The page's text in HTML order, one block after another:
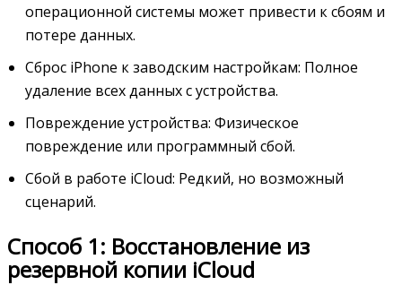
операционной системы может привести к сбоям и
потере данных.
Сброс iPhone к заводским настройкам: Полное
удаление всех данных с устройства.
Повреждение устройства: Физическое
повреждение или программный сбой.
Сбой в работе iCloud: Редкий, но возможный
сценарий.
Способ 1: Восстановление из
резервной копии iCloud